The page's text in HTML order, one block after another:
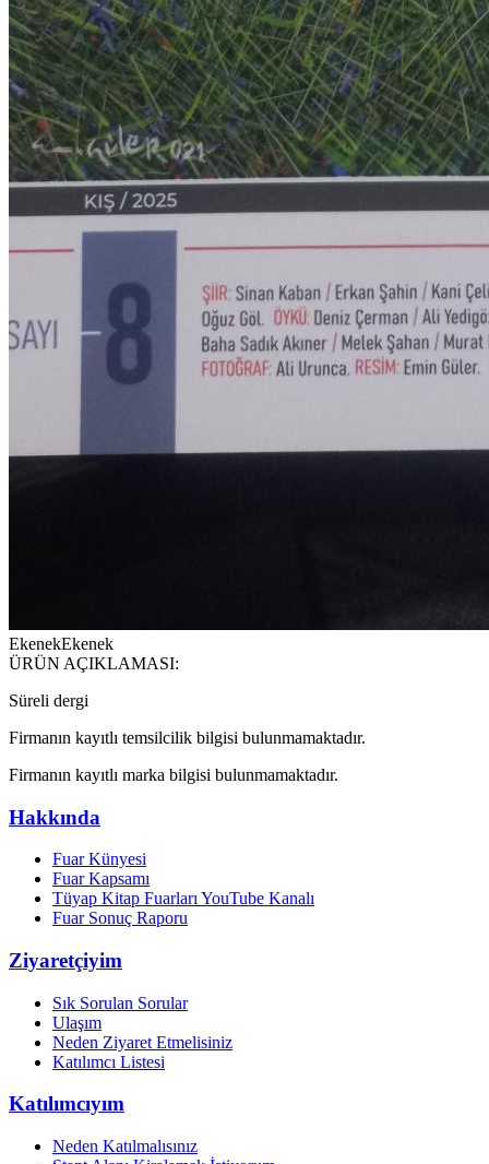
EkenekEkenek
ÜRÜN AÇIKLAMASI:
Süreli dergi
Firmanın kayıtlı temsilcilik bilgisi bulunmamaktadır.
Firmanın kayıtlı marka bilgisi bulunmamaktadır.
Hakkında
Fuar Künyesi
Fuar Kapsamı
Tüyap Kitap Fuarları YouTube Kanalı
Fuar Sonuç Raporu
Ziyaretçiyim
Sık Sorulan Sorular
Ulaşım
Neden Ziyaret Etmelisiniz
Katılımcı Listesi
Katılımcıyım
Neden Katılmalısınız